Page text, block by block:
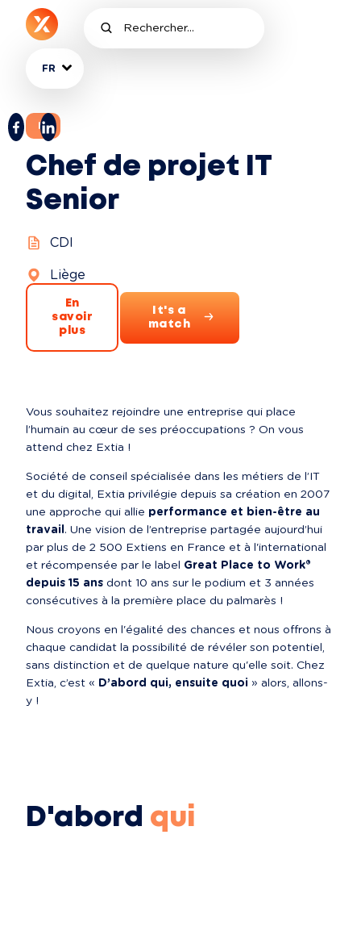
FR
IT
Chef de projet IT
Senior
CDI
Liège
En
savoir
plus
It's a
match
Vous souhaitez rejoindre une entreprise qui place
l’humain au cœur de ses préoccupations ? On vous
attend chez Extia !
Société de conseil spécialisée dans les métiers de l’IT
et du digital, Extia privilégie depuis sa création en 2007
une approche qui allie performance et bien-être au
travail. Une vision de l’entreprise partagée aujourd’hui
par plus de 2 500 Extiens en France et à l'international
et récompensée par le label Great Place to Work®
depuis 15 ans dont 10 ans sur le podium et 3 années
consécutives à la première place du palmarès !
Nous croyons en l'égalité des chances et nous offrons à
chaque candidat la possibilité de révéler son potentiel,
sans distinction et de quelque nature qu'elle soit. Chez
Extia, c’est « D’abord qui, ensuite quoi » alors, allons-
y !
D'abord qui